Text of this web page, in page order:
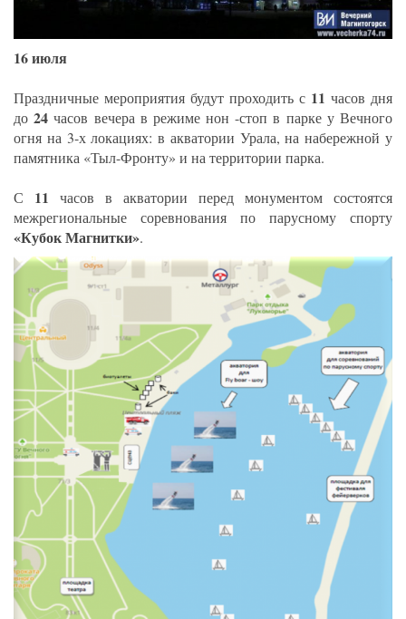
16 июля
Праздничные мероприятия будут проходить с 11 часов дня
до24часов вечера в режиме нон -стоп в парке у Вечного
огня на 3-х локациях: в акватории Урала, на набережной у
памятника «Тыл-Фронту» и на территории парка.
С 11 часов в акватории перед монументом состоятся
межрегиональные соревнования по парусному спорту
«Кубок Магнитки».